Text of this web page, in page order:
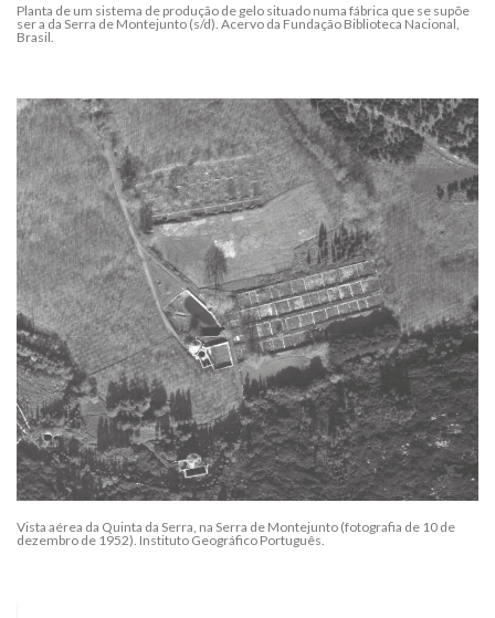
Planta de um sistema de produção de gelo situado numa fábrica que se supõe
ser a da Serra de Montejunto (s/d). Acervo da Fundação Biblioteca Nacional,
Brasil.
Vista aérea da Quinta da Serra, na Serra de Montejunto (fotografia de 10 de
dezembro de 1952). Instituto Geográfico Português.